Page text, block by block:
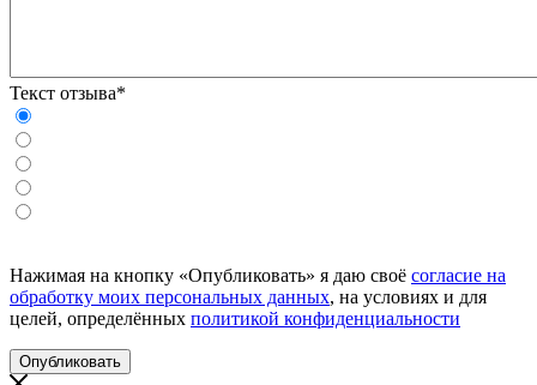
Текст отзыва*
Нажимая на кнопку «Опубликовать» я даю своё согласие на
обработку моих персональных данных, на условиях и для
целей, определённых политикой конфиденциальности